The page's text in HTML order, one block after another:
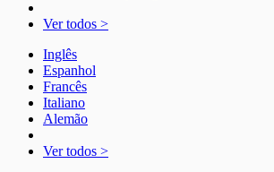
Ver todos >
Inglês
Espanhol
Francês
Italiano
Alemão
Ver todos >